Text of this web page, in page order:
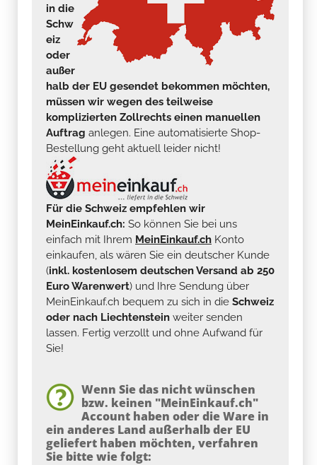
in die
Schw
eiz
oder
außer
halb der EU gesendet bekommen möchten,
müssen wir wegen des teilweise
komplizierten Zollrechts einen manuellen
Auftrag anlegen. Eine automatisierte Shop-
Bestellung geht aktuell leider nicht!
Für die Schweiz empfehlen wir
MeinEinkauf.ch: So können Sie bei uns
einfach mit Ihrem MeinEinkauf.ch Konto
einkaufen, als wären Sie ein deutscher Kunde
(inkl. kostenlosem deutschen Versand ab 250
Euro Warenwert) und Ihre Sendung über
MeinEinkauf.ch bequem zu sich in die Schweiz
oder nach Liechtenstein weiter senden
lassen. Fertig verzollt und ohne Aufwand für
Sie!
Wenn Sie das nicht wünschen
bzw. keinen "MeinEinkauf.ch"
Account haben oder die Ware in
ein anderes Land außerhalb der EU
geliefert haben möchten, verfahren
Sie bitte wie folgt: